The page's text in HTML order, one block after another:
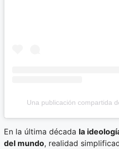
Una publicación compartida
En la última década la
del mundo, realidad